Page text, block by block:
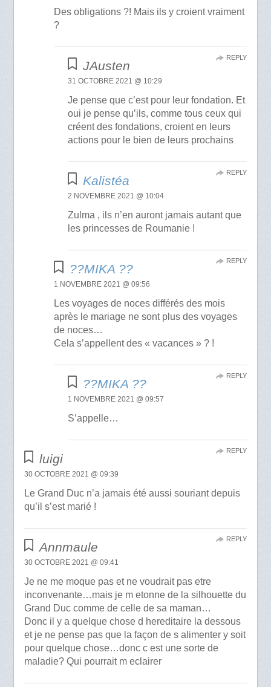
Des obligations ?! Mais ils y croient vraiment
?
JAusten
31 OCTOBRE 2021 @ 10:29
Je pense que c’est pour leur fondation. Et
oui je pense qu’ils, comme tous ceux qui
créent des fondations, croient en leurs
actions pour le bien de leurs prochains
REPLY
Kalistéa
2 NOVEMBRE 2021 @ 10:04
Zulma , ils n’en auront jamais autant que
les princesses de Roumanie !
REPLY
??MIKA ??
1 NOVEMBRE 2021 @ 09:56
Les voyages de noces différés des mois
après le mariage ne sont plus des voyages
de noces…
Cela s’appellent des « vacances » ? !
REPLY
??MIKA ??
1 NOVEMBRE 2021 @ 09:57
S’appelle…
REPLY
luigi
30 OCTOBRE 2021 @ 09:39
Le Grand Duc n’a jamais été aussi souriant depuis
qu’il s’est marié !
REPLY
Annmaule
30 OCTOBRE 2021 @ 09:41
Je ne me moque pas et ne voudrait pas etre
inconvenante…mais je m etonne de la silhouette du
Grand Duc comme de celle de sa maman…
Donc il y a quelque chose d hereditaire la dessous
et je ne pense pas que la façon de s alimenter y soit
pour quelque chose…donc c est une sorte de
maladie? Qui pourrait m eclairer
REPLY